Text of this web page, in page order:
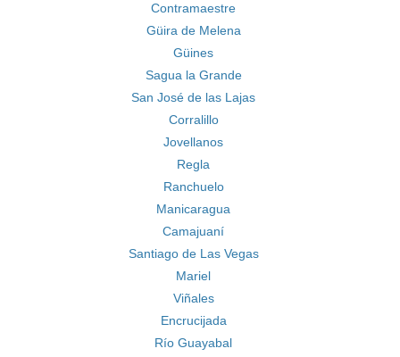
Contramaestre
Güira de Melena
Güines
Sagua la Grande
San José de las Lajas
Corralillo
Jovellanos
Regla
Ranchuelo
Manicaragua
Camajuaní
Santiago de Las Vegas
Mariel
Viñales
Encrucijada
Río Guayabal